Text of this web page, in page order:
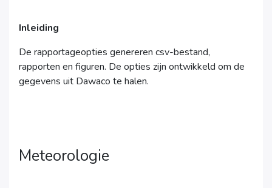
Inleiding
De rapportageopties genereren csv-bestand,
rapporten en figuren. De opties zijn ontwikkeld om de
gegevens uit Dawaco te halen.
Meteorologie